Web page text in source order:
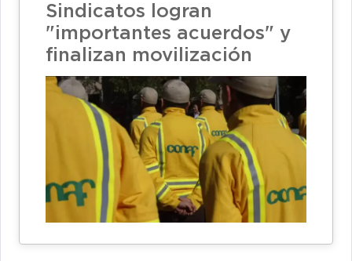
Sindicatos logran
"importantes acuerdos" y
finalizan movilización